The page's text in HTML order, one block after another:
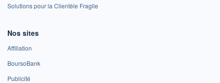
Solutions pour la Clientèle Fragile
Nos sites
Affiliation
BoursoBank
Publicité